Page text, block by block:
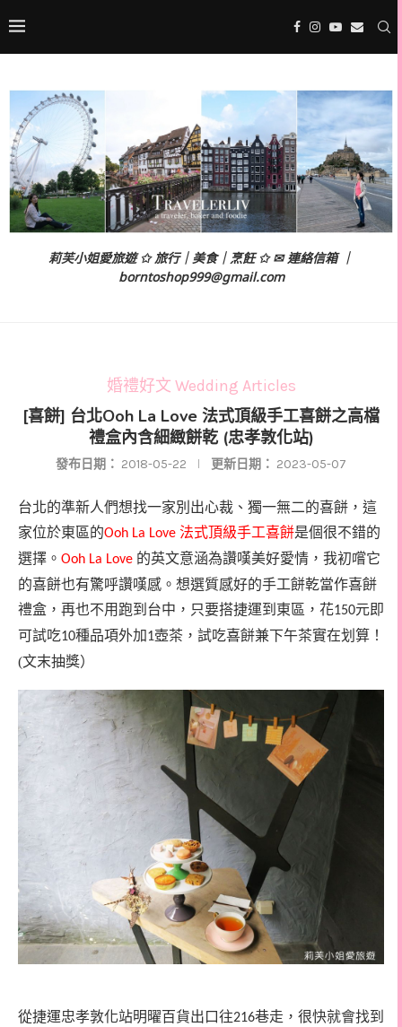
莉芙小姐愛旅遊 ✩ 旅行｜美食｜烹飪 ✩ ✉ 連絡信箱 ｜
borntoshop999@gmail.com
婚禮好文 Wedding Articles
[喜餅] 台北Ooh La Love 法式頂級手工喜餅之高檔
禮盒內含細緻餅乾 (忠孝敦化站)
發布日期： 2018-05-22 更新日期： 2023-05-07
台北的準新人們想找一家別出心裁、獨一無二的喜餅，這
家位於東區的Ooh La Love 法式頂級手工喜餅是個很不錯的
選擇。 Ooh La Love 的英文意涵為讚嘆美好愛情，我初嚐它
的喜餅也有驚呼讚嘆感。想選質感好的手工餅乾當作喜餅
禮盒，再也不用跑到台中，只要搭捷運到東區，花150元即
可試吃10種品項外加1壺茶，試吃喜餅兼下午茶實在划算！
(文末抽獎）
從捷運忠孝敦化站明曜百貨出口往216巷走，很快就會找到